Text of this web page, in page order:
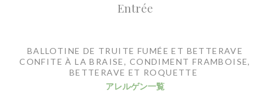
Entrée
BALLOTINE DE TRUITE FUMÉE ET BETTERAVE
CONFITE À LA BRAISE, CONDIMENT FRAMBOISE,
BETTERAVE ET ROQUETTE
アレルゲン一覧